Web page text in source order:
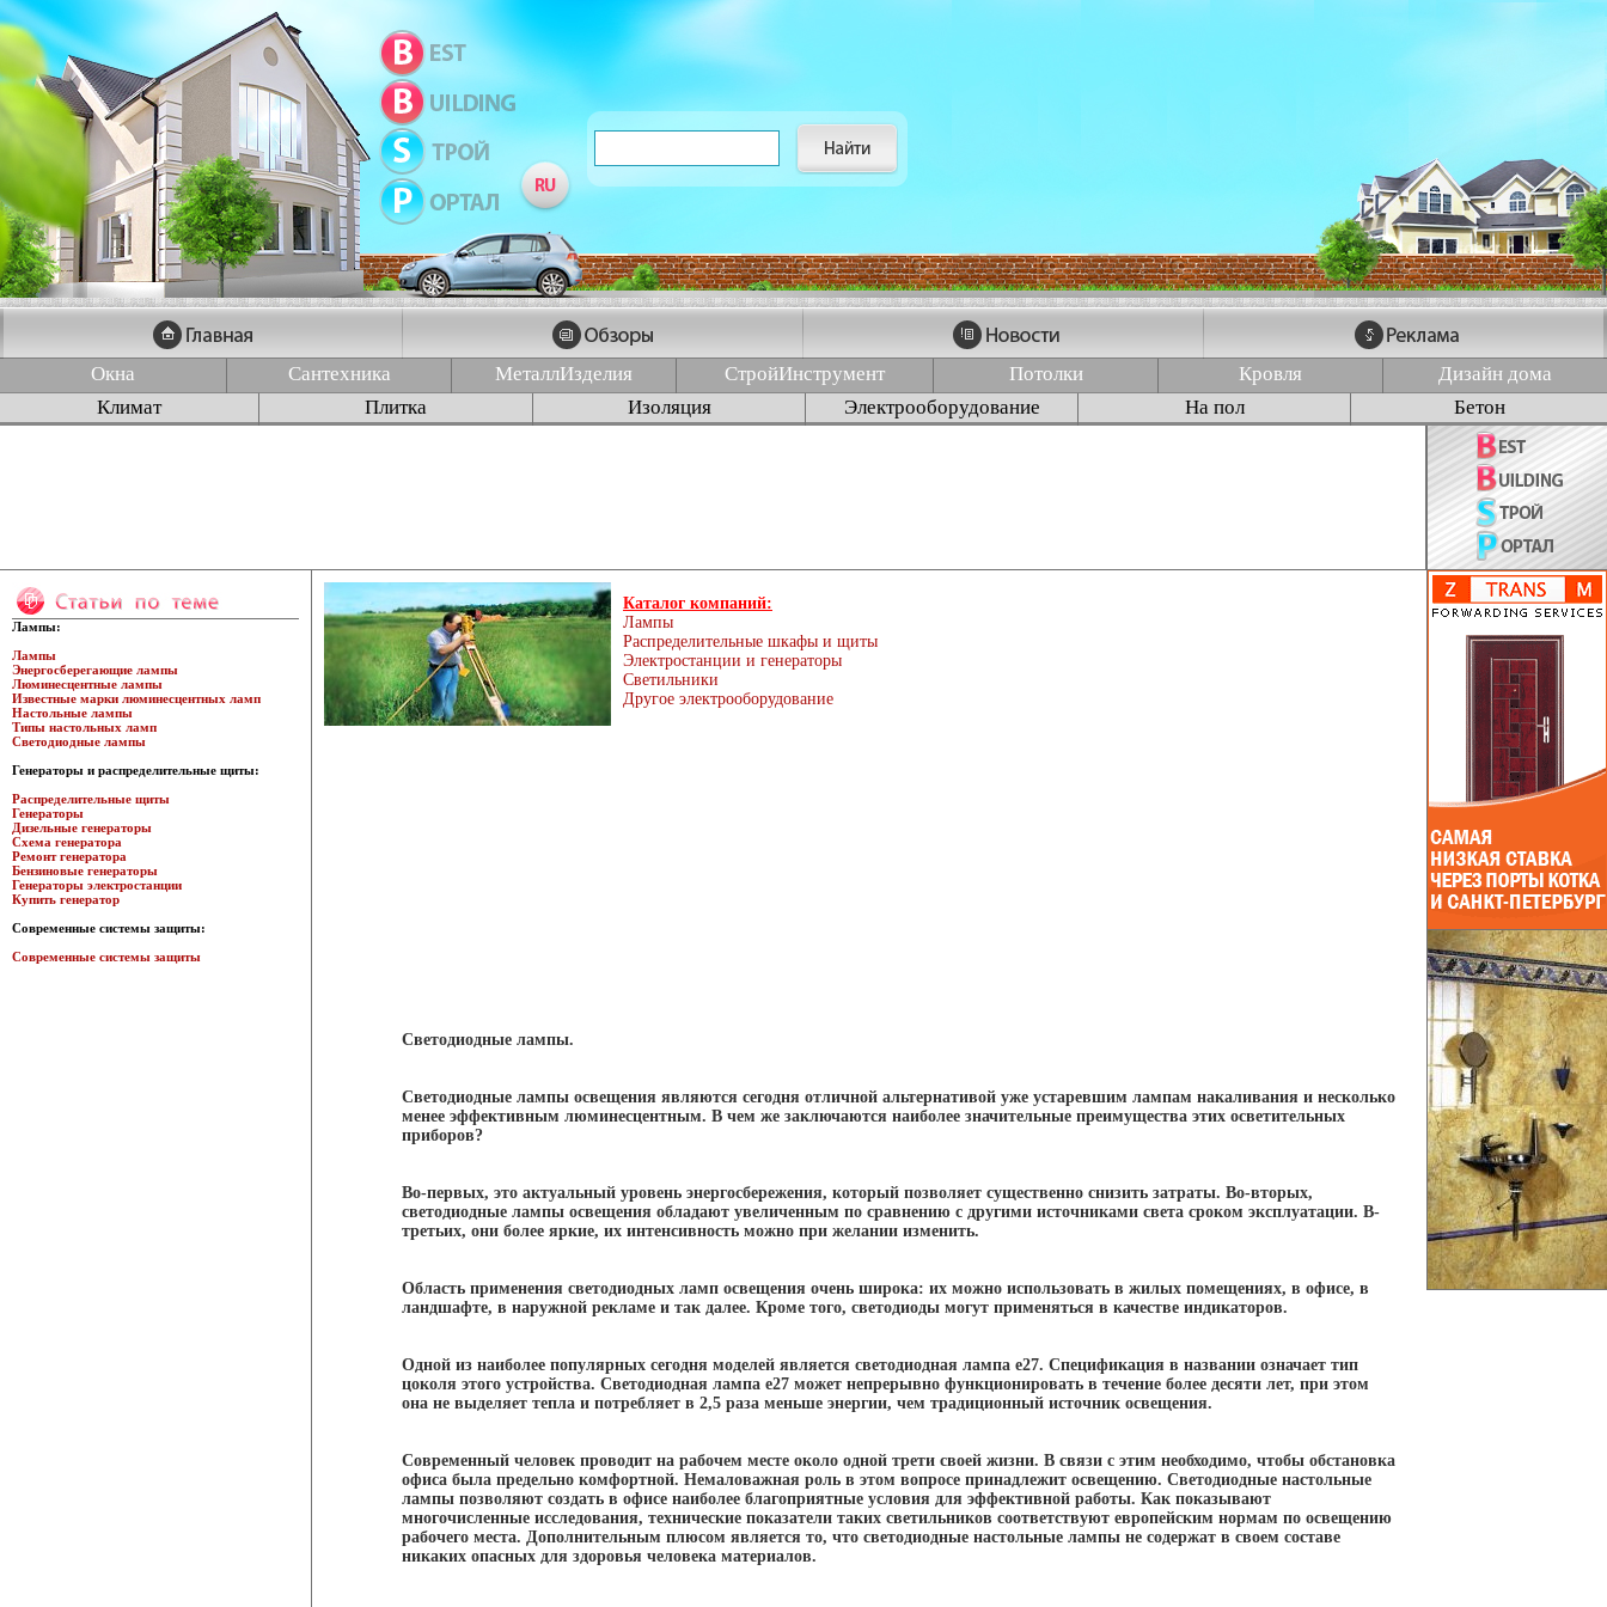
Окна Сантехника МеталлИзделия СтройИнструмент Потолки Кровля
Дизайн дома
Климат
Плитка Изоляция Электрооборудование На пол Бетон
Лампы:
Лампы
Энергосберегающие лампы
Люминесцентные лампы
Известные марки люминесцентных ламп
Настольные лампы
Типы настольных ламп
Светодиодные лампы
Генераторы и распределительные щиты:
Распределительные щиты
Генераторы
Дизельные генераторы
Схема генератора
Ремонт генератора
Бензиновые генераторы
Генераторы электростанции
Купить генератор
Современные системы защиты:
Современные системы защиты
Каталог компаний:
Лампы
Распределительные шкафы и щиты
Электростанции и генераторы
Светильники
Другое электрооборудование
Светодиодные лампы.
Светодиодные лампы освещения являются сегодня отличной альтернативой уже устаревшим лампам накаливания и несколько
менее эффективным люминесцентным. В чем же заключаются наиболее значительные преимущества этих осветительных
приборов?
Во-первых, это актуальный уровень энергосбережения, который позволяет существенно снизить затраты. Во-вторых,
светодиодные лампы освещения обладают увеличенным по сравнению с другими источниками света сроком эксплуатации. В-
третьих, они более яркие, их интенсивность можно при желании изменить.
Область применения светодиодных ламп освещения очень широка: их можно использовать в жилых помещениях, в офисе, в
ландшафте, в наружной рекламе и так далее. Кроме того, светодиоды могут применяться в качестве индикаторов.
Одной из наиболее популярных сегодня моделей является светодиодная лампа е27. Спецификация в названии означает тип
цоколя этого устройства. Светодиодная лампа е27 может непрерывно функционировать в течение более десяти лет, при этом
она не выделяет тепла и потребляет в 2,5 раза меньше энергии, чем традиционный источник освещения.
Современный человек проводит на рабочем месте около одной трети своей жизни. В связи с этим необходимо, чтобы обстановка
офиса была предельно комфортной. Немаловажная роль в этом вопросе принадлежит освещению. Светодиодные настольные
лампы позволяют создать в офисе наиболее благоприятные условия для эффективной работы. Как показывают
многочисленные исследования, технические показатели таких светильников соответствуют европейским нормам по освещению
рабочего места. Дополнительным плюсом является то, что светодиодные настольные лампы не содержат в своем составе
никаких опасных для здоровья человека материалов.